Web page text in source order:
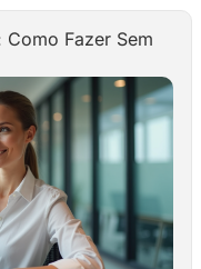
Fazer Sem